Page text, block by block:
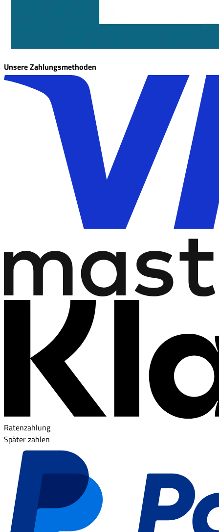
Unsere Zahlungsmethoden
Ratenzahlung
Später zahlen